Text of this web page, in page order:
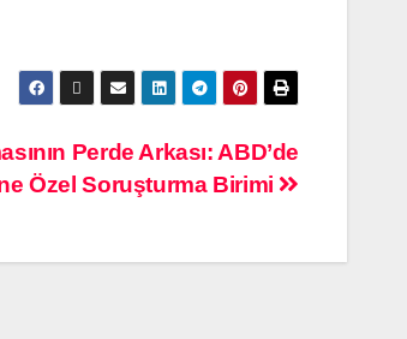
Perde Arkası: ABD’de
Özel Soruşturma Birimi